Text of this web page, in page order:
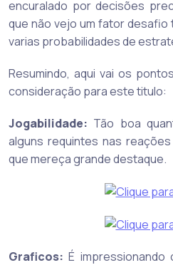
encuralado por decisões
que não vejo um fator desafio
varias probabilidades de
Resumindo, aqui vai os
consideração para este titulo:
Jogabilidade: Tão boa
alguns requintes nas
que mereça grande destaque.
Graficos: É